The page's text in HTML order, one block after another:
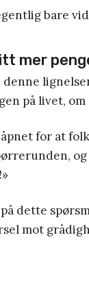
bare
mer
på livet,
for at
og
dette
mot